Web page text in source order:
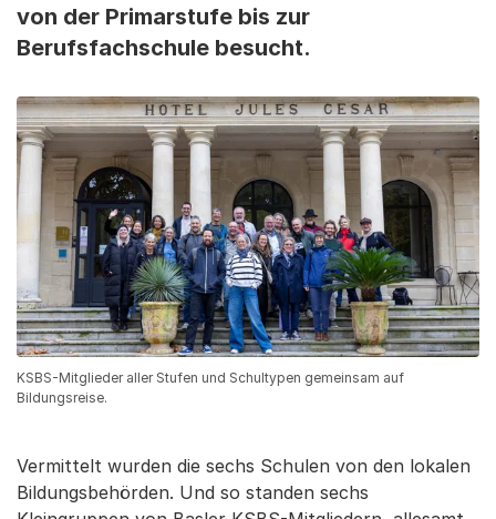
von der Primarstufe bis zur
Berufsfachschule besucht.
KSBS-Mitglieder aller Stufen und Schultypen gemeinsam auf
Bildungsreise.
Vermittelt wurden die sechs Schulen von den lokalen
Bildungsbehörden. Und so standen sechs